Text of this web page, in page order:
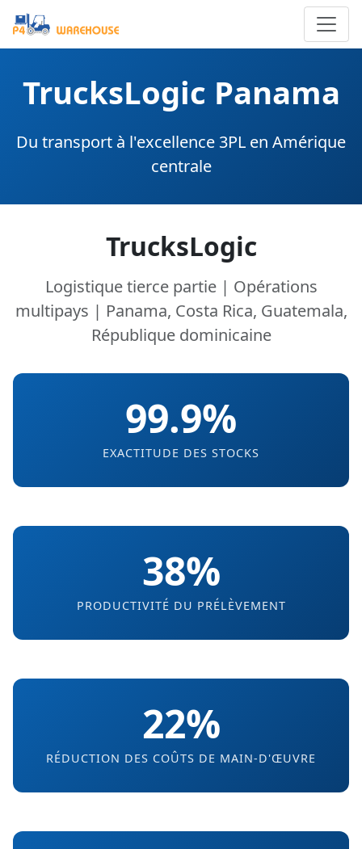
TrucksLogic Panama
Du transport à l'excellence 3PL en Amérique
centrale
TrucksLogic
Logistique tierce partie | Opérations
multipays | Panama, Costa Rica, Guatemala,
République dominicaine
99.9%
EXACTITUDE DES STOCKS
38%
PRODUCTIVITÉ DU PRÉLÈVEMENT
22%
RÉDUCTION DES COÛTS DE MAIN-D'ŒUVRE